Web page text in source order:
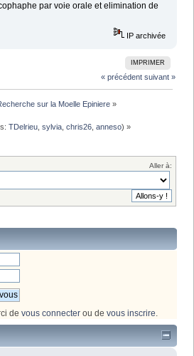
par voie orale et elimination de
IP archivée
IMPRIMER
« précédent suivant »
sur la Moelle Epiniere »
TDelrieu ,sylvia ,chris26 ,anneso) »
Aller à:
de vous connecter ou de vous inscrire